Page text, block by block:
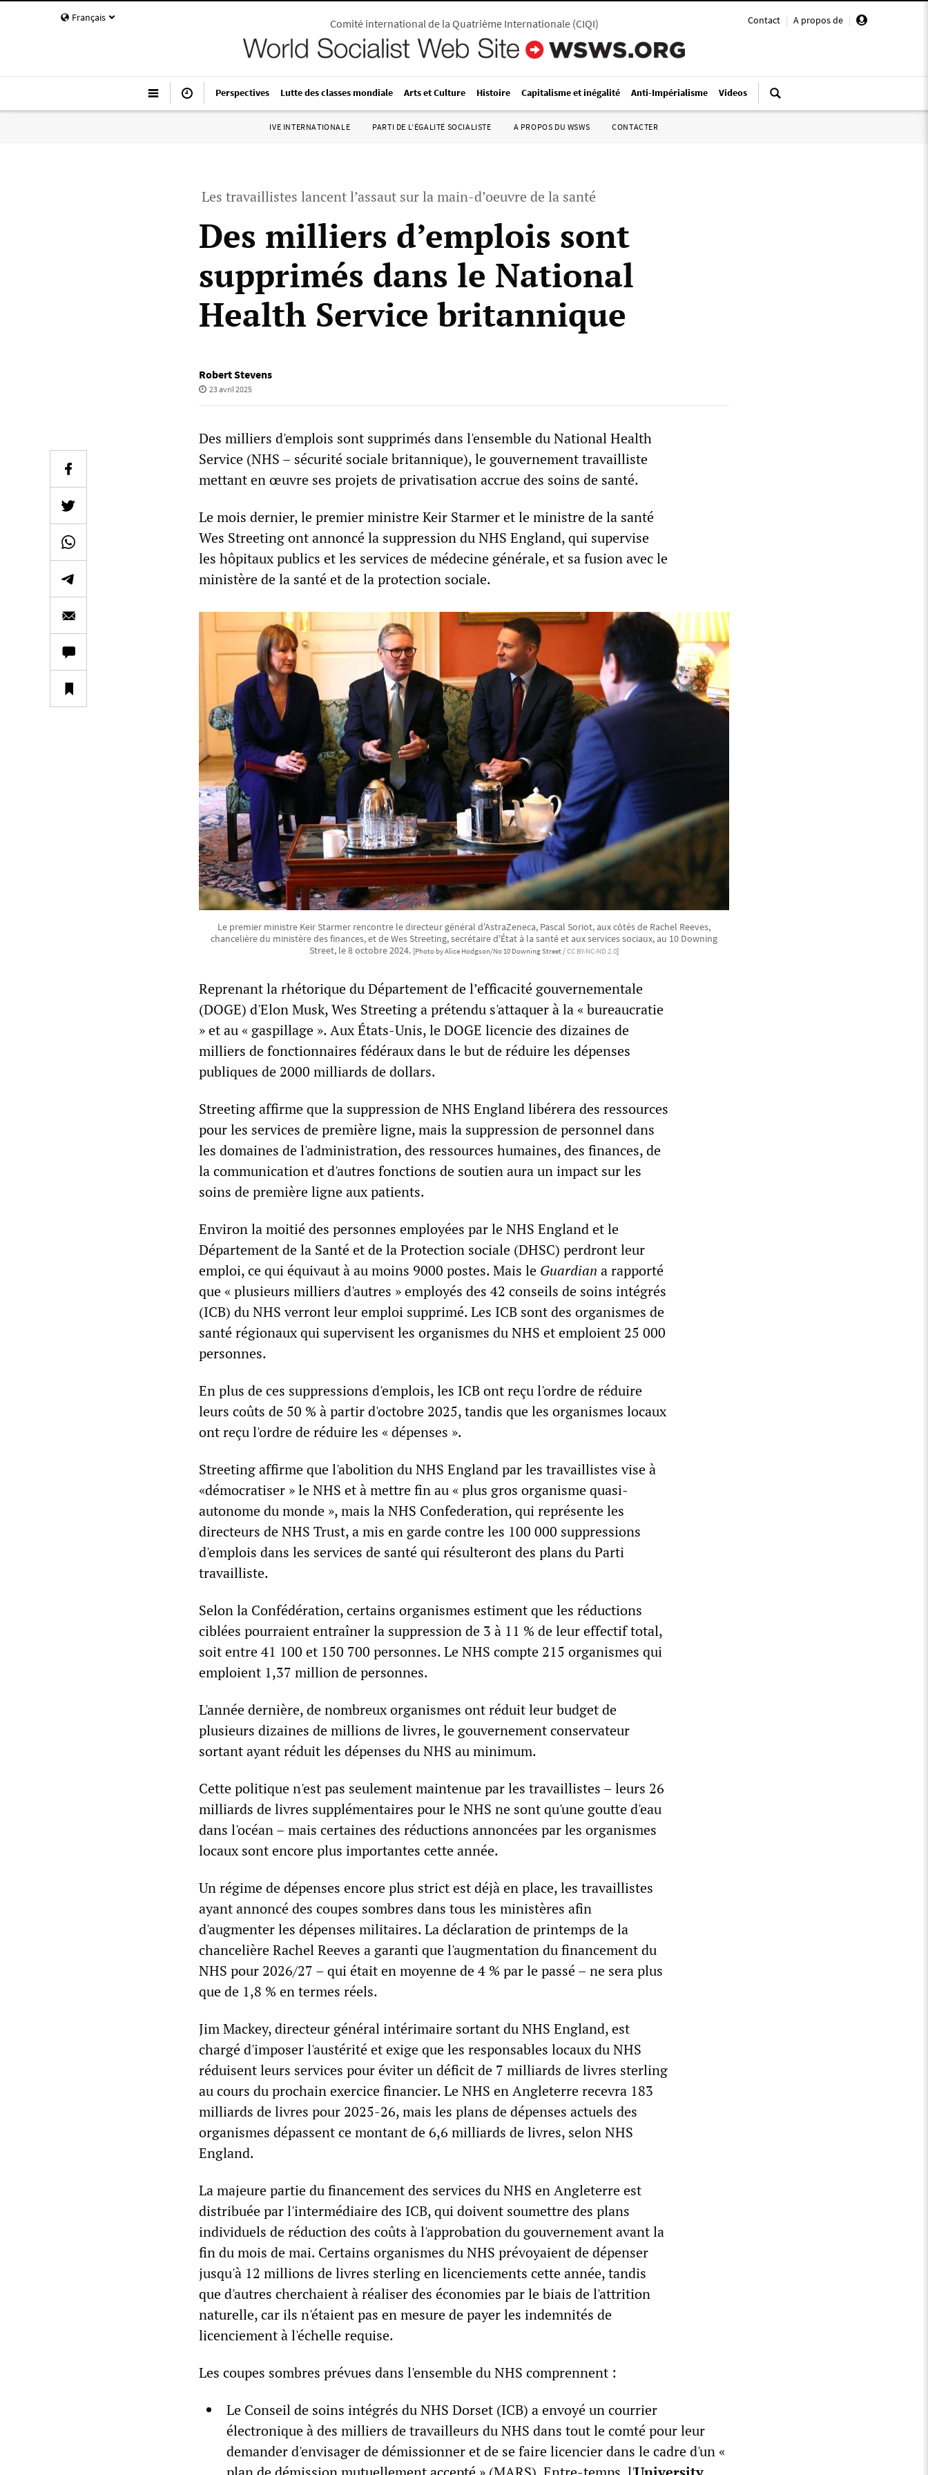
Français Contact | A propos de |
Comité international de la Quatrième Internationale(CIQI)
Perspectives Lutte des classes mondiale Arts et Culture Histoire Capitalisme et inégalité Anti-Impérialisme Videos
IVE INTERNATIONALE PARTI DE L’ÉGALITÉ SOCIALISTE A PROPOS DU WSWS CONTACTER
Les travaillistes lancent l’assaut sur la main-d’oeuvre de la santé
Des milliers d’emplois sont
supprimés dans le National
Health Service britannique
Robert Stevens
23 avril 2025
Des milliers d'emplois sont supprimés dans l'ensemble du National Health
Service (NHS – sécurité sociale britannique), le gouvernement travailliste
mettant en œuvre ses projets de privatisation accrue des soins de santé.
Le mois dernier, le premier ministre Keir Starmer et le ministre de la santé
Wes Streeting ont annoncé la suppression du NHS England, qui supervise
les hôpitaux publics et les services de médecine générale, et sa fusion avec le
ministère de la santé et de la protection sociale.
Le premier ministre Keir Starmer rencontre le directeur général d'AstraZeneca, Pascal Soriot, aux côtés de Rachel Reeves,
chancelière du ministère des finances, et de Wes Streeting, secrétaire d'État à la santé et aux services sociaux, au 10 Downing
Street, le 8 octobre 2024. [Photo by Alice Hodgson/No 10 Downing Street /CC BY-NC-ND 2.0]
Reprenant la rhétorique du Département de l’efficacité gouvernementale
(DOGE) d'Elon Musk, Wes Streeting a prétendu s'attaquer à la « bureaucratie
» et au « gaspillage ». Aux États-Unis, le DOGE licencie des dizaines de
milliers de fonctionnaires fédéraux dans le but de réduire les dépenses
publiques de 2000 milliards de dollars.
Streeting affirme que la suppression de NHS England libérera des ressources
pour les services de première ligne, mais la suppression de personnel dans
les domaines de l'administration, des ressources humaines, des finances, de
la communication et d'autres fonctions de soutien aura un impact sur les
soins de première ligne aux patients.
Environ la moitié des personnes employées par le NHS England et le
Département de la Santé et de la Protection sociale (DHSC) perdront leur
emploi, ce qui équivaut à au moins 9000 postes. Mais le Guardian a rapporté
que « plusieurs milliers d'autres » employés des 42 conseils de soins intégrés
(ICB) du NHS verront leur emploi supprimé. Les ICB sont des organismes de
santé régionaux qui supervisent les organismes du NHS et emploient 25 000
personnes.
En plus de ces suppressions d'emplois, les ICB ont reçu l'ordre de réduire
leurs coûts de 50 % à partir d'octobre 2025, tandis que les organismes locaux
ont reçu l'ordre de réduire les « dépenses ».
Streeting affirme que l'abolition du NHS England par les travaillistes vise à
«démocratiser » le NHS et à mettre fin au « plus gros organisme quasi-
autonome du monde », mais la NHS Confederation, qui représente les
directeurs de NHS Trust, a mis en garde contre les 100 000 suppressions
d'emplois dans les services de santé qui résulteront des plans du Parti
travailliste.
Selon la Confédération, certains organismes estiment que les réductions
ciblées pourraient entraîner la suppression de 3 à 11 % de leur effectif total,
soit entre 41 100 et 150 700 personnes. Le NHS compte 215 organismes qui
emploient 1,37 million de personnes.
L'année dernière, de nombreux organismes ont réduit leur budget de
plusieurs dizaines de millions de livres, le gouvernement conservateur
sortant ayant réduit les dépenses du NHS au minimum.
Cette politique n'est pas seulement maintenue par les travaillistes – leurs 26
milliards de livres supplémentaires pour le NHS ne sont qu'une goutte d'eau
dans l'océan – mais certaines des réductions annoncées par les organismes
locaux sont encore plus importantes cette année.
Un régime de dépenses encore plus strict est déjà en place, les travaillistes
ayant annoncé des coupes sombres dans tous les ministères afin
d'augmenter les dépenses militaires. La déclaration de printemps de la
chancelière Rachel Reeves a garanti que l'augmentation du financement du
NHS pour 2026/27 – qui était en moyenne de 4 % par le passé – ne sera plus
que de 1,8 % en termes réels.
Jim Mackey, directeur général intérimaire sortant du NHS England, est
chargé d'imposer l'austérité et exige que les responsables locaux du NHS
réduisent leurs services pour éviter un déficit de 7 milliards de livres sterling
au cours du prochain exercice financier. Le NHS en Angleterre recevra 183
milliards de livres pour 2025-26, mais les plans de dépenses actuels des
organismes dépassent ce montant de 6,6 milliards de livres, selon NHS
England.
La majeure partie du financement des services du NHS en Angleterre est
distribuée par l'intermédiaire des ICB, qui doivent soumettre des plans
individuels de réduction des coûts à l'approbation du gouvernement avant la
fin du mois de mai. Certains organismes du NHS prévoyaient de dépenser
jusqu'à 12 millions de livres sterling en licenciements cette année, tandis
que d'autres cherchaient à réaliser des économies par le biais de l'attrition
naturelle, car ils n'étaient pas en mesure de payer les indemnités de
licenciement à l'échelle requise.
Les coupes sombres prévues dans l'ensemble du NHS comprennent :
Le Conseil de soins intégrés du NHS Dorset (ICB) a envoyé un courrier
électronique à des milliers de travailleurs du NHS dans tout le comté pour leur
demander d'envisager de démissionner et de se faire licencier dans le cadre d'un «